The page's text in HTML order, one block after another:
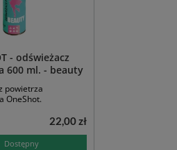
- odświeżacz
600 ml. - beauty
powietrza
OneShot.
Dostępny
22,00 zł